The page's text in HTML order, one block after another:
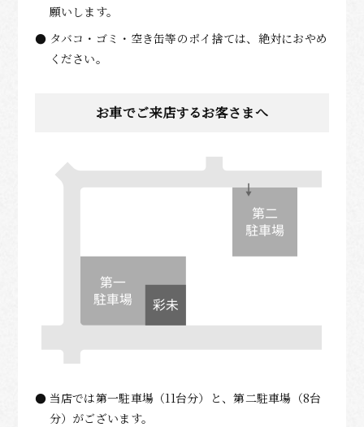
願いします。
タバコ・ゴミ・空き缶等のポイ捨ては、絶対におやめ
ください。
お車でご来店するお客さまへ
当店では第一駐車場（11台分）と、第二駐車場（8台
分）がございます。